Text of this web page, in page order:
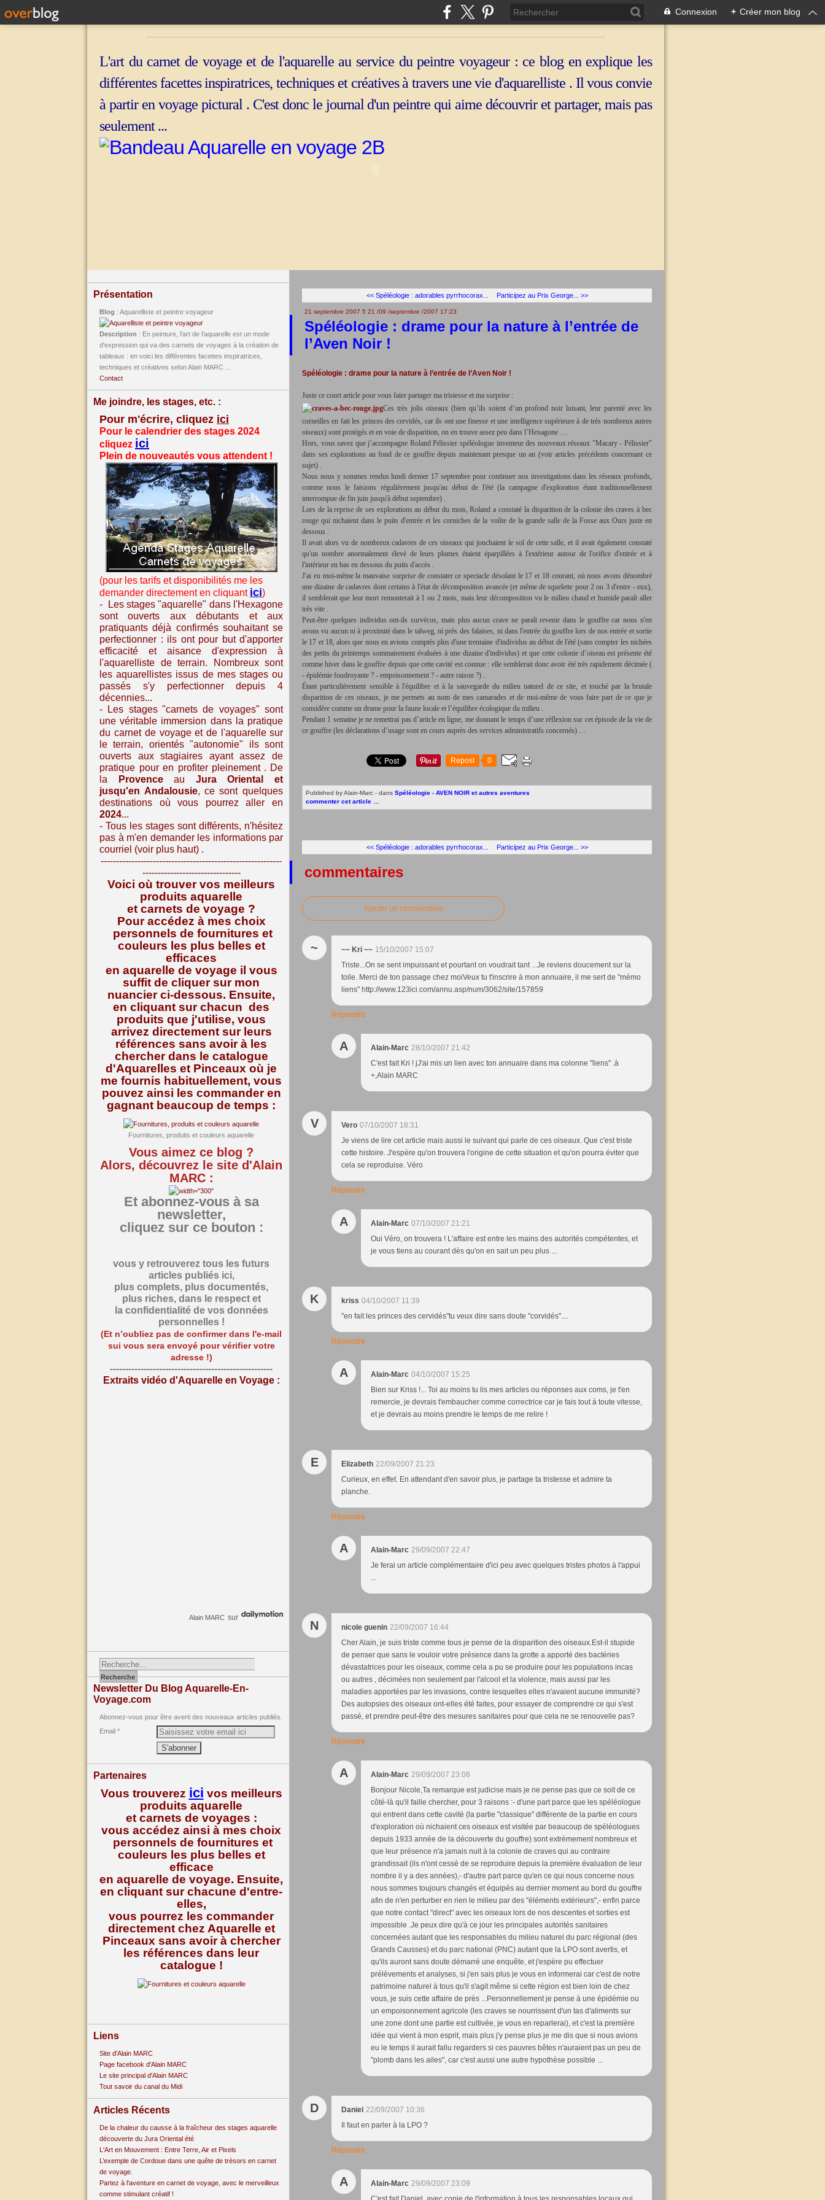
Connexion + Créer mon blog
L'art du carnet de voyage et de l'aquarelle au service du peintre voyageur : ce blog en explique les
différentes facettes inspiratrices, techniques et créatives à travers une vie d'aquarelliste . Il vous convie
à partir en voyage pictural . C'est donc le journal d'un peintre qui aime découvrir et partager, mais pas
seulement ...
Présentation
Blog : Aquarelliste et peintre voyageur
Description : En peinture, l'art de l'aquarelle est un mode
d'expression qui va des carnets de voyages à la création de
tableaux : en voici les différentes facettes inspiratrices,
techniques et créatives selon Alain MARC ...
Contact
Me joindre, les stages, etc. :
Pour m'écrire, cliquez ici
Pour le calendrier des stages 2024
cliquez ici
Plein de nouveautés vous attendent !
(pour les tarifs et disponibilités me les
demander directement en cliquant ici)
- Les stages "aquarelle" dans l'Hexagone
sont ouverts aux débutants et aux
pratiquants déjà confirmés souhaitant se
perfectionner : ils ont pour but d'apporter
efficacité et aisance d'expression à
l'aquarelliste de terrain. Nombreux sont
les aquarellistes issus de mes stages ou
passés s'y perfectionner depuis 4
décennies...
- Les stages "carnets de voyages" sont
une véritable immersion dans la pratique
du carnet de voyage et de l'aquarelle sur
le terrain, orientés "autonomie" ils sont
ouverts aux stagiaires ayant assez de
pratique pour en profiter pleinement . De
la
Provenceau Jura Oriental
et
jusqu'en Andalousie, ce sont quelques
destinations où vous pourrez aller en
2024...
- Tous les stages sont différents, n'hésitez
pas à m'en demander les informations par
courriel (voir plus haut) .
-----------------------------------------------------------
--------------------------------
Voici où trouver vos meilleurs
produits aquarelle
et carnets de voyage ?
Pour accédez à mes choix
personnels de fournitures et
couleurs les plus belles et
efficaces
en aquarelle de voyage il vous
suffit de cliquer sur mon
nuancier ci-dessous. Ensuite,
en cliquant sur chacun des
produits que j'utilise, vous
arrivez directement sur leurs
références sans avoir à les
chercher dans le catalogue
d'Aquarelles et Pinceaux où je
me fournis habituellement, vous
pouvez ainsi les commander en
gagnant beaucoup de temps :
Fournitures, produits et couleurs aquarelle
Vous aimez ce blog ?
Alors, découvrez le site d'Alain
MARC :
Et abonnez-vous à sa
newsletter,
cliquez sur ce bouton :
vous y retrouverez tous les futurs
articles publiés ici,
plus complets, plus documentés,
plus riches, dans le respect et
la confidentialité de vos données
personnelles !
(Et n’oubliez pas de confirmer dans l'e-mail
sui vous sera envoyé pour vérifier votre
adresse !)
-----------------------------------------------------
Extraits vidéo d'Aquarelle en Voyage :
Alain MARC sur
Newsletter Du Blog Aquarelle-En-
Voyage.com
Abonnez-vous pour être averti des nouveaux articles publiés.
Email
Partenaires
Vous trouverez ici vos meilleurs
produits aquarelle
et carnets de voyages :
vous accédez ainsi à mes choix
personnels de fournitures et
couleurs les plus belles et
efficace
en aquarelle de voyage. Ensuite,
en cliquant sur chacune d'entre-
elles,
vous pourrez les commander
directement chez Aquarelle et
Pinceaux sans avoir à chercher
les références dans leur
catalogue !
Liens
Site d'Alain MARC
Page facebook d'Alain MARC
Le site principal d'Alain MARC
Tout savoir du canal du Midi
Articles Récents
De la chaleur du causse à la fraîcheur des stages aquarelle
découverte du Jura Oriental été
L'Art en Mouvement : Entre Terre, Air et Pixels
L’exemple de Cordoue dans une quête de trésors en carnet
de voyage.
Partez à l'aventure en carnet de voyage, avec le merveilleux
comme stimulant créatif !
<< Spéléologie : adorables pyrrhocorax... Participez au Prix George... >>
21 septembre 2007 5 21 /09 /septembre /2007 17:23
Spéléologie : drame pour la nature à l’entrée de
l’Aven Noir !
Spéléologie : drame pour la nature à l’entrée de l’Aven Noir !
Juste ce court article pour vous faire partager ma tristesse et ma surprise :
Ces très jolis oiseaux (bien qu’ils soient d’un profond noir luisant, leur parenté avec les
corneilles en fait les princes des cervidés, car ils ont une finesse et une intelligence supérieure à de très nombreux autres
oiseaux) sont protégés et en voie de disparition, on en trouve assez peu dans l’Hexagone …
Hors, vous savez que j’accompagne Roland Pélissier spéléologue inventeur des nouveaux réseaux "Macary - Pélissier"
dans ses explorations au fond de ce gouffre depuis maintenant presque un an (voir articles précédents concernant ce
sujet) .
Nous nous y sommes rendus lundi dernier 17 septembre pour continuer nos investigations dans les réseaux profonds,
comme nous le faisions régulièrement jusqu'au début de l'été (la campagne d'exploration étant traditionnellement
interrompue de fin juin jusqu'à début septembre) .
Lors de la reprise de ses explorations au début du mois, Roland a constaté la disparition de la colonie des craves à bec
rouge qui nichaient dans le puits d'entrée et les corniches de la voûte de la grande salle de la Fosse aux Ours juste en
dessous .
Il avait alors vu de nombreux cadavres de ces oiseaux qui jonchaient le sol de cette salle, et il avait également constaté
qu'un nombre anormalement élevé de leurs plumes étaient éparpillées à l'extérieur autour de l'orifice d'entrée et à
l'intérieur en bas en dessous du puits d'accès .
J'ai eu moi-même la mauvaise surprise de constater ce spectacle désolant le 17 et 18 courant, où nous avons dénombré
une dizaine de cadavres dont certains à l'état de décomposition avancée (et même de squelette pour 2 ou 3 d'entre - eux),
il semblerait que leur mort remonterait à 1 ou 2 mois, mais leur décomposition vu le milieu chaud et humide paraît aller
très vite .
Peut-être quelques individus ont-ils survécus, mais plus aucun crave ne paraît revenir dans le gouffre car nous n'en
avons vu aucun ni à proximité dans le talweg, ni près des falaises, ni dans l'entrée du gouffre lors de nos entrée et sortie
le 17 et 18, alors que nous en avions comptés plus d'une trentaine d'individus au début de l'été (sans compter les nichées
des petits du printemps sommairement évaluées à une dizaine d'individus) et que cette colonie d’oiseau est présente été
comme hiver dans le gouffre depuis que cette cavité est connue : elle semblerait donc avoir été très rapidement décimée (
- épidémie foudroyante ? - empoisonnement ? - autre raison ?) .
Étant particulièrement sensible à l'équilibre et à la sauvegarde du milieu naturel de ce site, et touché par la brutale
disparition de ces oiseaux, je me permets au nom de mes camarades et de moi-même de vous faire part de ce que je
considère comme un drame pour la faune locale et l’équilibre écologique du milieu .
Pendant 1 semaine je ne remettrai pas d’article en ligne, me donnant le temps d’une réflexion sur cet épisode de la vie de
ce gouffre (les déclarations d’usage sont en cours auprès des services administratifs concernés) …
Repost 0
Published by Alain-Marc - dans Spéléologie - AVEN NOIR et autres aventures
commenter cet article
<< Spéléologie : adorables pyrrhocorax... Participez au Prix George... >>
commentaires
Ajouter un commentaire
~ ~~ Kri ~~ 15/10/2007 15:07
Triste...On se sent impuissant et pourtant on voudrait tant ...Je reviens doucement sur la
toile. Merci de ton passage chez moiVeux tu t'inscrire à mon annuaire, il me sert de "mémo
liens" http://www.123ici.com/annu.asp/num/3062/site/157859
Répondre
A Alain-Marc 28/10/2007 21:42
C'est fait Kri ! jJ'ai mis un lien avec ton annuaire dans ma colonne "liens" .à
+,Alain MARC
V Vero 07/10/2007 18:31
Je viens de lire cet article mais aussi le suivant qui parle de ces oiseaux. Que c'est triste
cette histoire. J'espère qu'on trouvera l'origine de cette situation et qu'on pourra éviter que
cela se reproduise. Véro
Répondre
A Alain-Marc 07/10/2007 21:21
Oui Véro, on trouvera ! L'affaire est entre les mains des autorités compétentes, et
je vous tiens au courant dès qu'on en sait un peu plus ...
K kriss 04/10/2007 11:39
"en fait les princes des cervidés"tu veux dire sans doute "corvidés"....
Répondre
A Alain-Marc 04/10/2007 15:25
Bien sur Kriss !... Toi au moins tu lis mes articles ou réponses aux coms, je t'en
remercie, je devrais t'embaucher comme correctrice car je fais tout à toute vitesse,
et je devrais au moins prendre le temps de me relire !
E Elizabeth 22/09/2007 21:23
Curieux, en effet. En attendant d'en savoir plus, je partage ta tristesse et admire ta
planche.
Répondre
A Alain-Marc 29/09/2007 22:47
Je ferai un article complémentaire d'ici peu avec quelques tristes photos à l'appui
...
N nicole guenin 22/09/2007 16:44
Cher Alain, je suis triste comme tous je pense de la disparition des oiseaux.Est-il stupide
de penser que sans le vouloir votre présence dans la grotte a apporté des bactéries
dévastatrices pour les oiseaux, comme cela a pu se produire pour les populations incas
ou autres , décimées non seulement par l'alcool et la violence, mais aussi par les
maladies apportées par les invasions, contre lesquelles elles n'avaient aucune immunité?
Des autopsies des oiseaux ont-elles été faites, pour essayer de comprendre ce qui s'est
passé, et prendre peut-être des mesures sanitaires pour que cela ne se renouvelle pas?
Répondre
A Alain-Marc 29/09/2007 23:08
Bonjour Nicole,Ta remarque est judicise mais je ne pense pas que ce soit de ce
côté-là qu'il faille chercher, pour 3 raisons :- d'une part parce que les spéléologue
qui entrent dans cette cavité (la partie "classique" différente de la partie en cours
d'exploration où nichaient ces oiseaux est visitée par beaucoup de spéléologues
depuis 1933 année de la découverte du gouffre) sont extrèmement nombreux et
que leur présence n'a jamais nuit à la colonie de craves qui au contraire
grandissait (ils n'ont cessé de se reproduire depuis la première évaluation de leur
nombre il y a des années),- d'autre part parce qu'en ce qui nous concerne nous
nous sommes toujours changés et équipés au dernier moment au bord du gouffre
afin de n'en perturber en rien le milieu par des "éléments extérieurs",- enfin parce
que notre contact "direct" avec les oiseaux lors de nos descentes et sorties est
impossible .Je peux dire qu'à ce jour les principales autorités sanitaires
concernées autant que les responsables du milieu naturel du parc régional (des
Grands Causses) et du parc national (PNC) autant que la LPO sont avertis, et
qu'ils auront sans doute démarré une enquête, et j'espère pu effectuer
prélèvements et analyses, si j'en sais plus je vous en informerai car c'est de notre
patrimoine naturel à tous qu'il s'agit même si cette région est bien loin de chez
vous, je suis cette affaire de près ...Personnellement je pense à une épidémie ou
un empoisonnement agricole (les craves se nourrissent d'un tas d'aliments sur
une zone dont une partie est cultivée, je vous en reparlerai), et c'est la première
idée qui vient à mon esprit, mais plus j'y pense plus je me dis que si nous avions
eu le temps il aurait fallu regarders si ces pauvres bêtes n'auraient pas un peu de
"plomb dans les ailes", car c'est aussi une autre hypothèse possible ...
D Daniel 22/09/2007 10:36
Il faut en parler à la LPO ?
Répondre
A Alain-Marc 29/09/2007 23:09